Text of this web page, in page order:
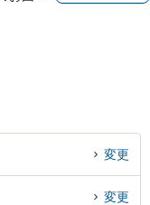
変更
変更